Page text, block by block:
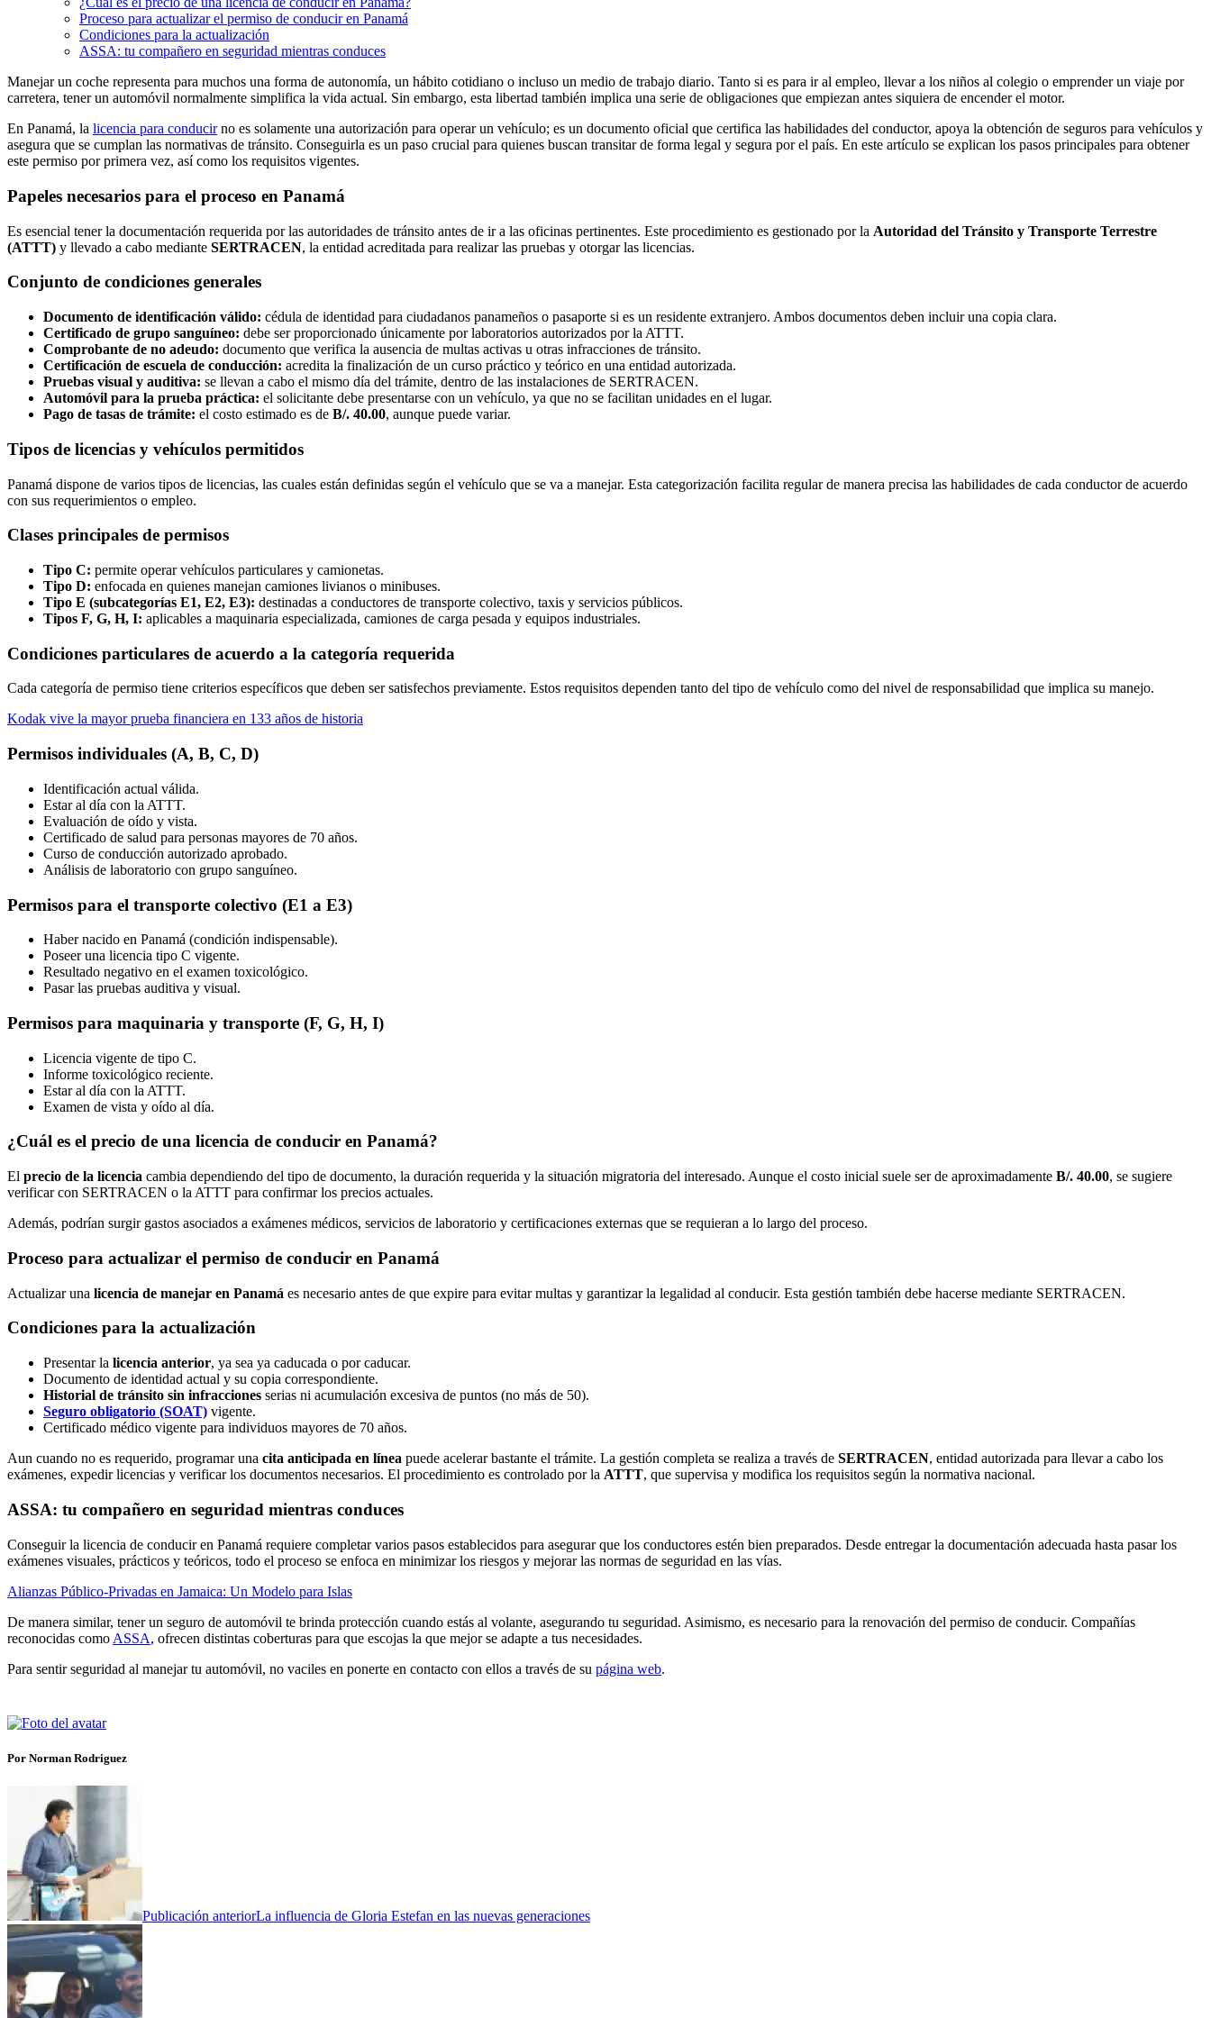
Proceso para actualizar el permiso de conducir en Panamá
Condiciones para la actualización
ASSA: tu compañero en seguridad mientras conduces
Manejar un coche representa para muchos una forma de autonomía, un hábito cotidiano o incluso un medio de trabajo diario. Tanto si es para ir al empleo, llevar a los niños al colegio o emprender un viaje por
carretera, tener un automóvil normalmente simplifica la vida actual. Sin embargo, esta libertad también implica una serie de obligaciones que empiezan antes siquiera de encender el motor.
En Panamá, la licencia para conducirno es solamente una autorización para operar un vehículo; es un documento oficial que certifica las habilidades del conductor, apoya la obtención de seguros para vehículos y
asegura que se cumplan las normativas de tránsito. Conseguirla es un paso crucial para quienes buscan transitar de forma legal y segura por el país. En este artículo se explican los pasos principales para obtener
este permiso por primera vez, así como los requisitos vigentes.
Papeles necesarios para el proceso en Panamá
Es esencial tener la documentación requerida por las autoridades de tránsito antes de ir a las oficinas pertinentes. Este procedimiento es gestionado por la Autoridad del Tránsito y Transporte Terrestre
(ATTT) y llevado a cabo mediante SERTRACEN, la entidad acreditada para realizar las pruebas y otorgar las licencias.
Conjunto de condiciones generales
Documento de identificación válido: cédula de identidad para ciudadanos panameños o pasaporte si es un residente extranjero. Ambos documentos deben incluir una copia clara.
Certificado de grupo sanguíneo: debe ser proporcionado únicamente por laboratorios autorizados por la ATTT.
Comprobante de no adeudo: documento que verifica la ausencia de multas activas u otras infracciones de tránsito.
Certificación de escuela de conducción: acredita la finalización de un curso práctico y teórico en una entidad autorizada.
Pruebas visual y auditiva: se llevan a cabo el mismo día del trámite, dentro de las instalaciones de SERTRACEN.
Automóvil para la prueba práctica: el solicitante debe presentarse con un vehículo, ya que no se facilitan unidades en el lugar.
Pago de tasas de trámite: el costo estimado es de B/. 40.00, aunque puede variar.
Tipos de licencias y vehículos permitidos
Panamá dispone de varios tipos de licencias, las cuales están definidas según el vehículo que se va a manejar. Esta categorización facilita regular de manera precisa las habilidades de cada conductor de acuerdo
con sus requerimientos o empleo.
Clases principales de permisos
Tipo C: permite operar vehículos particulares y camionetas.
Tipo D: enfocada en quienes manejan camiones livianos o minibuses.
Tipo E (subcategorías E1, E2, E3): destinadas a conductores de transporte colectivo, taxis y servicios públicos.
Tipos F, G, H, I: aplicables a maquinaria especializada, camiones de carga pesada y equipos industriales.
Condiciones particulares de acuerdo a la categoría requerida
Cada categoría de permiso tiene criterios específicos que deben ser satisfechos previamente. Estos requisitos dependen tanto del tipo de vehículo como del nivel de responsabilidad que implica su manejo.
Kodak vive la mayor prueba financiera en 133 años de historia
Permisos individuales (A, B, C, D)
Identificación actual válida.
Estar al día con la ATTT.
Evaluación de oído y vista.
Certificado de salud para personas mayores de 70 años.
Curso de conducción autorizado aprobado.
Análisis de laboratorio con grupo sanguíneo.
Permisos para el transporte colectivo (E1 a E3)
Haber nacido en Panamá (condición indispensable).
Poseer una licencia tipo C vigente.
Resultado negativo en el examen toxicológico.
Pasar las pruebas auditiva y visual.
Permisos para maquinaria y transporte (F, G, H, I)
Licencia vigente de tipo C.
Informe toxicológico reciente.
Estar al día con la ATTT.
Examen de vista y oído al día.
¿Cuál es el precio de una licencia de conducir en Panamá?
El precio de la licencia cambia dependiendo del tipo de documento, la duración requerida y la situación migratoria del interesado. Aunque el costo inicial suele ser de aproximadamente B/. 40.00, se sugiere
verificar con SERTRACEN o la ATTT para confirmar los precios actuales.
Además, podrían surgir gastos asociados a exámenes médicos, servicios de laboratorio y certificaciones externas que se requieran a lo largo del proceso.
Proceso para actualizar el permiso de conducir en Panamá
Actualizar una licencia de manejar en Panamá es necesario antes de que expire para evitar multas y garantizar la legalidad al conducir. Esta gestión también debe hacerse mediante SERTRACEN.
Condiciones para la actualización
Presentar la licencia anterior, ya sea ya caducada o por caducar.
Documento de identidad actual y su copia correspondiente.
Historial de tránsito sin infracciones serias ni acumulación excesiva de puntos (no más de 50).
Seguro obligatorio (SOAT) vigente.
Certificado médico vigente para individuos mayores de 70 años.
Aun cuando no es requerido, programar una cita anticipada en línea puede acelerar bastante el trámite. La gestión completa se realiza a través de SERTRACEN, entidad autorizada para llevar a cabo los
exámenes, expedir licencias y verificar los documentos necesarios. El procedimiento es controlado por la ATTT, que supervisa y modifica los requisitos según la normativa nacional.
ASSA: tu compañero en seguridad mientras conduces
Conseguir la licencia de conducir en Panamá requiere completar varios pasos establecidos para asegurar que los conductores estén bien preparados. Desde entregar la documentación adecuada hasta pasar los
exámenes visuales, prácticos y teóricos, todo el proceso se enfoca en minimizar los riesgos y mejorar las normas de seguridad en las vías.
Alianzas Público-Privadas en Jamaica: Un Modelo para Islas
De manera similar, tener un seguro de automóvil te brinda protección cuando estás al volante, asegurando tu seguridad. Asimismo, es necesario para la renovación del permiso de conducir. Compañías
reconocidas como ASSA, ofrecen distintas coberturas para que escojas la que mejor se adapte a tus necesidades.
Para sentir seguridad al manejar tu automóvil, no vaciles en ponerte en contacto con ellos a través de su página web.
Por Norman Rodriguez
Publicación anteriorLa influencia de Gloria Estefan en las nuevas generaciones